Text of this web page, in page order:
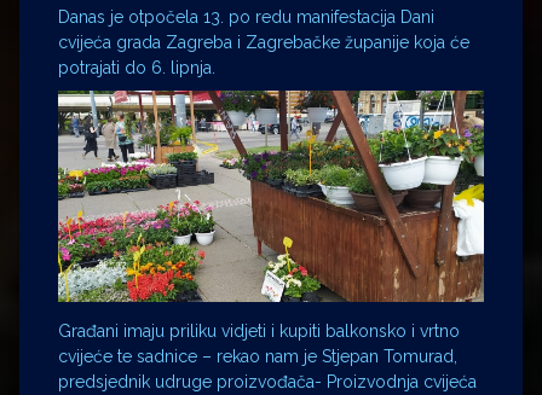
Danas je otpočela 13. po redu manifestacija Dani
cvijeća grada Zagreba i Zagrebačke županije koja će
potrajati do 6. lipnja.
Građani imaju priliku vidjeti i kupiti balkonsko i vrtno
cvijeće te sadnice – rekao nam je Stjepan Tomurad,
predsjednik udruge proizvođača- Proizvodnja cvijeća